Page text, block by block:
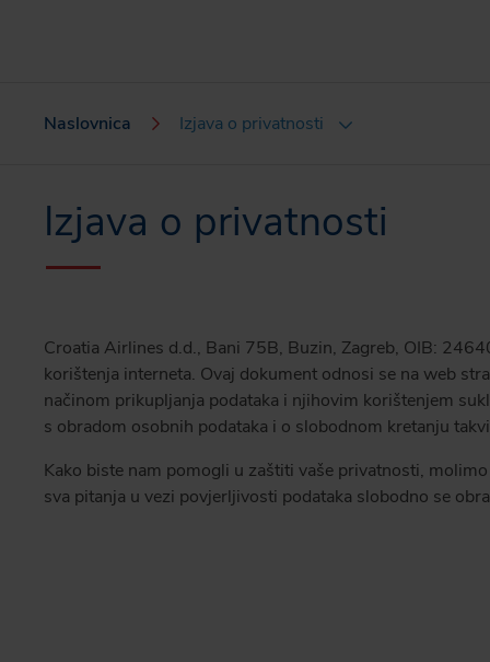
Naslovnica Izjava o privatnosti
Izjava o privatnosti
Croatia Airlines d.d., Bani 75B, Buzin, Zagreb, OIB:
korištenja interneta. Ovaj dokument odnosi se na web
načinom prikupljanja podataka i njihovim korištenjem
s obradom osobnih podataka i o slobodnom kretanju
Kako biste nam pomogli u zaštiti vaše privatnosti,
sva pitanja u vezi povjerljivosti podataka slobodno se